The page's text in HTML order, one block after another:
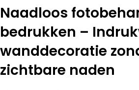
Naadloos
bedrukken –
wanddecoratie
zichtbare naden